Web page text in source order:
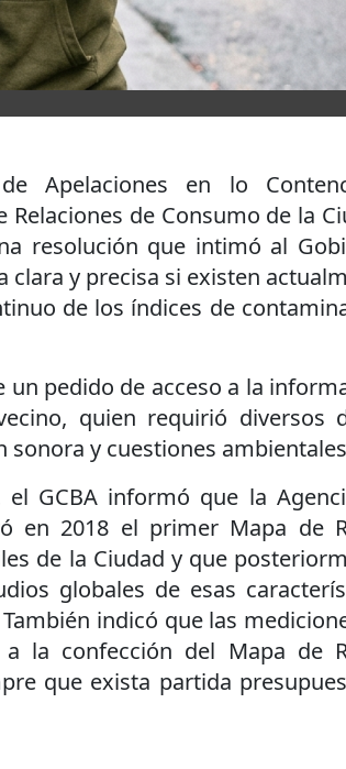
Apelaciones en lo
de Consumo de la
resolución que intimó al
y precisa si existen
de los índices de
un pedido de acceso a la
quien requirió diversos
y cuestiones
el GCBA informó que la
en 2018 el primer Mapa de
de la Ciudad y que
globales de esas
indicó que las
la confección del Mapa de
que exista partida